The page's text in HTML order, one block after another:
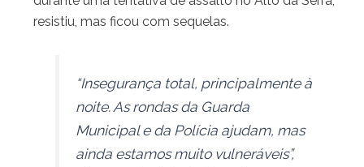
resistiu, mas ficou com sequelas.
“Insegurança total, principalmente à
noite. As rondas da Guarda
Municipal e da Polícia ajudam, mas
ainda estamos muito vulneráveis”,